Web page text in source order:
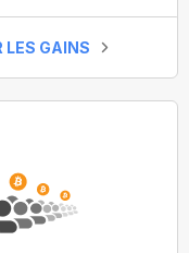
LES GAINS